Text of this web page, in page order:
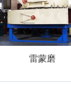
雷蒙磨